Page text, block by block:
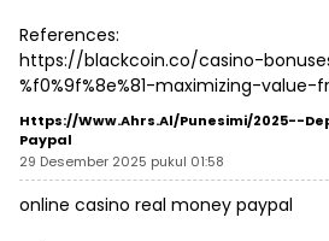
References:
https://blackcoin.co/casino-
%f0%9f%8e%81-maximizing-
Https://www.ahrs.al/punesimi/2025-️-
Paypal
29 Desember 2025 pukul 01:58
online casino real money paypal